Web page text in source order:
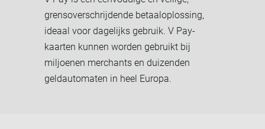
grensoverschrijdende betaaloplossing,
ideaal voor dagelijks gebruik. V Pay-
kaarten kunnen worden gebruikt bij
miljoenen merchants en duizenden
geldautomaten in heel Europa.